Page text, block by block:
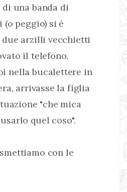
una banda di
peggio) si é
arzilli vecchietti
il telefono,
nella bucalettere in
arrivasse la figlia
"che mica
quel coso".
con le